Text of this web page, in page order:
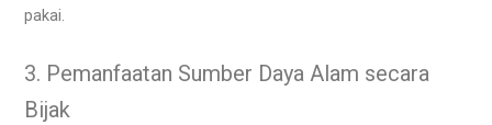
pakai.
3. Pemanfaatan Sumber Daya Alam secara
Bijak